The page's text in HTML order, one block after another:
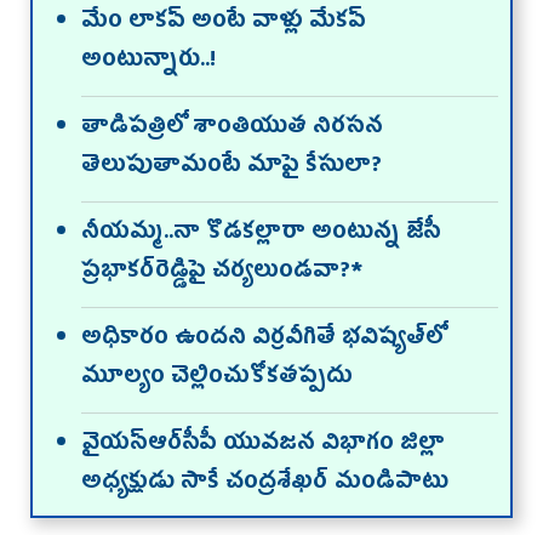
మేం లాకప్‌ అంటే వాళ్లు మేకప్‌
అంటున్నారు..!
తాడిపత్రిలో శాంతియుత నిరసన
తెలుపుతామంటే మాపై కేసులా?
నీయమ్మ..నా కొడకల్లారా అంటున్న జేసీ
ప్రభాకర్‌రెడ్డిపై చర్యలుండవా?*
అధికారం ఉందని విర్రవీగితే భవిష్యత్‌లో
మూల్యం చెల్లించుకోకతప్పదు
వైయ‌స్ఆర్‌సీపీ యువజన విభాగం జిల్లా
అధ్యక్షుడు సాకే చంద్రశేఖర్‌ మండిపాటు